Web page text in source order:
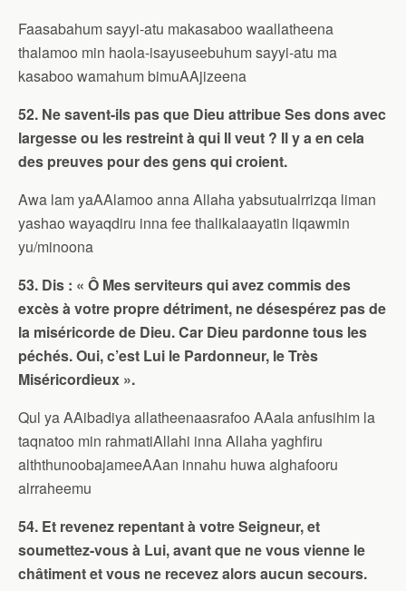
Faasabahum sayyi-atu makasaboo waallatheena
thalamoo min haola-isayuseebuhum sayyi-atu ma
kasaboo wamahum bimuAAjizeena
52. Ne savent-ils pas que Dieu attribue Ses dons avec
largesse ou les restreint à qui Il veut ? Il y a en cela
des preuves pour des gens qui croient.
Awa lam yaAAlamoo anna Allaha yabsutualrrizqa liman
yashao wayaqdiru inna fee thalikalaayatin liqawmin
yu/minoona
53. Dis : « Ô Mes serviteurs qui avez commis des
excès à votre propre détriment, ne désespérez pas de
la miséricorde de Dieu. Car Dieu pardonne tous les
péchés. Oui, c’est Lui le Pardonneur, le Très
Miséricordieux ».
Qul ya AAibadiya allatheenaasrafoo AAala anfusihim la
taqnatoo min rahmatiAllahi inna Allaha yaghfiru
alththunoobajameeAAan innahu huwa alghafooru
alrraheemu
54. Et revenez repentant à votre Seigneur, et
soumettez-vous à Lui, avant que ne vous vienne le
châtiment et vous ne recevez alors aucun secours.